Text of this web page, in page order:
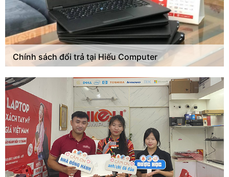
Chính sách đổi trả tại Hiếu Computer